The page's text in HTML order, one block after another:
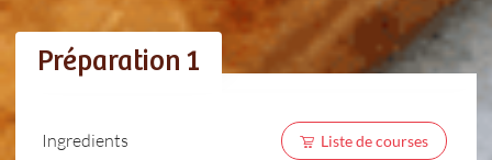
Préparation 1
Ingredients Liste de courses